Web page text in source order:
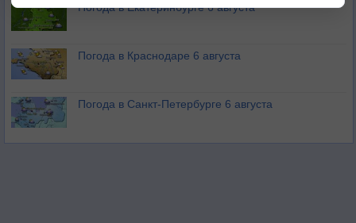
Погода в Екатеринбурге 6 августа
Погода в Краснодаре 6 августа
Погода в Санкт-Петербурге 6 августа